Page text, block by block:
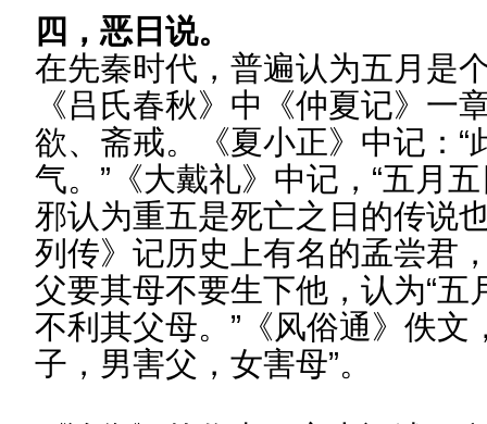
四，恶日说。
在先秦时代，普遍认为五月是
《吕氏春秋》中《仲夏记》一
欲、斋戒。《夏小正》中记：“
气。”《大戴礼》中记，“五月
邪认为重五是死亡之日的传说
列传》记历史上有名的孟尝君
父要其母不要生下他，认为“
不利其父母。”《风俗通》佚文
子，男害父，女害母”。